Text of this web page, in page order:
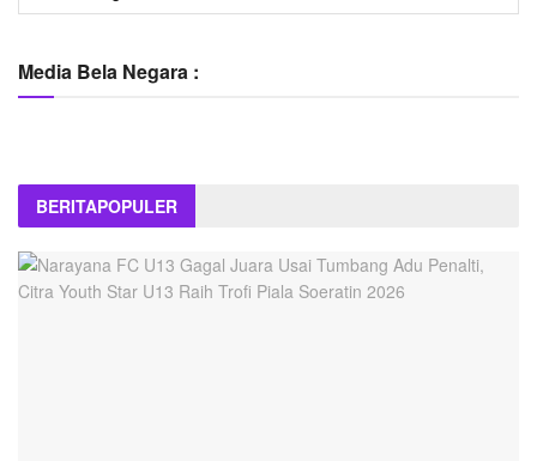
Media Bela Negara :
BERITAPOPULER